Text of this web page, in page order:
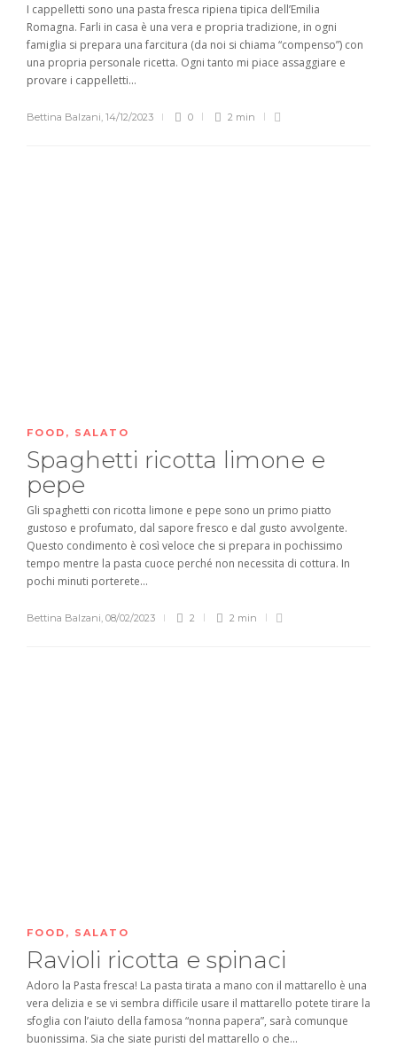
I cappelletti sono una pasta fresca ripiena tipica dell’Emilia
Romagna. Farli in casa è una vera e propria tradizione, in ogni
famiglia si prepara una farcitura (da noi si chiama “compenso”) con
una propria personale ricetta. Ogni tanto mi piace assaggiare e
provare i cappelletti...
Bettina Balzani, 14/12/2023 0 2 min
FOOD , SALATO
Spaghetti ricotta limone e
pepe
Gli spaghetti con ricotta limone e pepe sono un primo piatto
gustoso e profumato, dal sapore fresco e dal gusto avvolgente.
Questo condimento è così veloce che si prepara in pochissimo
tempo mentre la pasta cuoce perché non necessita di cottura. In
pochi minuti porterete...
Bettina Balzani 08/02/2023 2 2 min
FOOD , SALATO
Ravioli ricotta e spinaci
Adoro la Pasta fresca! La pasta tirata a mano con il mattarello è una
vera delizia e se vi sembra difficile usare il mattarello potete tirare la
sfoglia con l’aiuto della famosa “nonna papera”, sarà comunque
buonissima. Sia che siate puristi del mattarello o che...